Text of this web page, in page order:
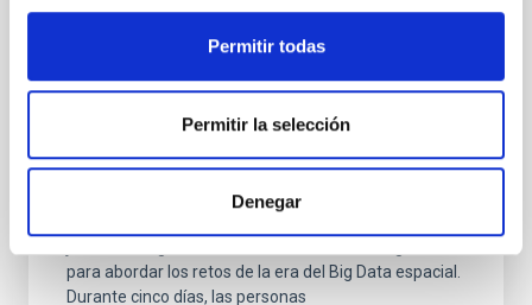
Permitir todas
Permitir la selección
Denegar
se convierte en el epicentro de la intersección entre
conjuntamente por las Redes de Doctorado MSCA
EDUCADO , liderado desde el Instituto de Astrofísica
una tercera red asociada TALES , la Escuela de
EDUCADO en Astro–AI and Machine Learning reunirá
para abordar los retos de la era del Big Data espacial.
Durante cinco días, las personas